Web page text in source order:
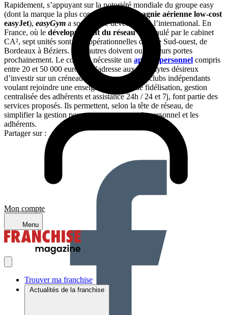
Mon compte
Menu
Trouver ma franchise
Actualités de la franchise
Rapidement, s’appuyant sur la notoriété mondiale du groupe easy
(dont la marque la plus connue est la
compagnie aérienne low-cost
easyJet), easyGym a souhaité se développer à l’international. En
France, où le développement du réseauest épaulé par le cabinet
CA², sept unités sont déjà opérationnelles dans le Sud-ouest, de
Bordeaux à Béziers. Sept autres doivent ouvrir leurs portes
prochainement. Le concept nécessite un apport personnel compris
entre 20 et 50 000 euros. Il s’adresse aux néophytes désireux
d’investir sur un créneau porteur comme aux clubs indépendants
voulant rejoindre une enseigne. Système de fidélisation, gestion
centralisée des adhérents et assistance 24h / 24 et 7j, font partie des
services proposés. Ils permettent, selon la tête de réseau, de
simplifier la gestion pour se concentrer sur le personnel et les
adhérents.
Partager sur :